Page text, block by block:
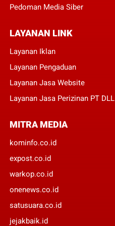
Pedoman Media Siber
LAYANAN LINK
Layanan Iklan
Layanan Pengaduan
Layanan Jasa Website
Layanan Jasa Perizinan PT DLL
MITRA MEDIA
kominfo.co.id
expost.co.id
warkop.co.id
onenews.co.id
satusuara.co.id
jejakbaik.id